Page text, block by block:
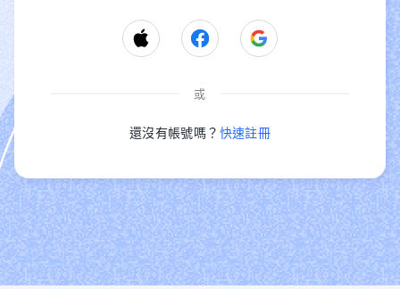
或
還沒有帳號嗎？ 快速註冊